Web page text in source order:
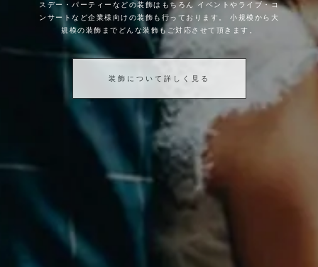
スデー・パーティーなどの装飾はもちろん
イベントやライブ・コ
ンサートなど企業様向けの装飾も行っております。
小規模から大
規模の装飾までどんな装飾もご対応させて頂きます。
装飾について詳しく見る